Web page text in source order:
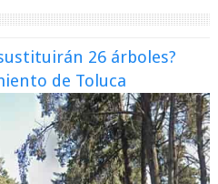
26 árboles?
de Toluca